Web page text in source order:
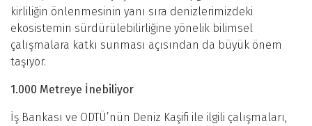
kirliliğin önlenmesinin yanı sıra denizlerimizdeki
ekosistemin sürdürülebilirliğine yönelik bilimsel
çalışmalara katkı sunması açısından da büyük önem
taşıyor.
1.000 Metreye İnebiliyor
İş Bankası ve ODTÜ’nün Deniz Kaşifi ile ilgili çalışmaları,